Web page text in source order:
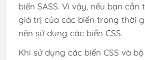
biến SASS. Vì vậy, nếu bạn cần
giá trị của các biến trong thời
nên sử dụng các biến CSS.
Khi sử dụng các biến CSS và